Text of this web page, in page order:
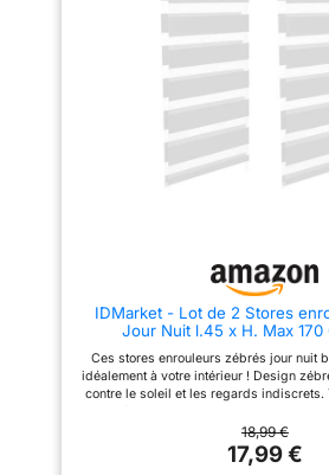
variété de
pouvez
salon, la
coucher,
IDMarket - Lot de 2 Stores
Jour Nuit l.45 x H. Max 170
Ces stores enrouleurs zébrés jour nuit
idéalement à votre intérieur ! Design
contre le soleil et les regards indiscrets.
luminosité. Enrouleur plastique. Barre du
polyester. Hauteur réglable
(accessoires fournis). Utilisation
18,99 €
17,99 €